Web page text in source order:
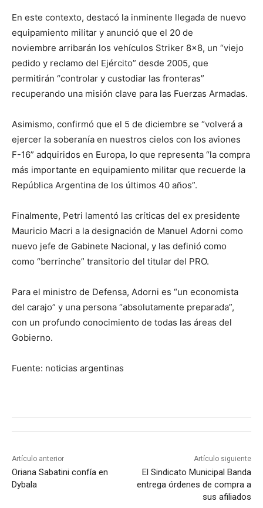
En este contexto, destacó la inminente llegada de nuevo
equipamiento militar y anunció que el 20 de
noviembre arribarán los vehículos Striker 8×8, un “viejo
pedido y reclamo del Ejército” desde 2005, que
permitirán “controlar y custodiar las fronteras”
recuperando una misión clave para las Fuerzas Armadas.
Asimismo, confirmó que el 5 de diciembre se “volverá a
ejercer la soberanía en nuestros cielos con los aviones
F-16” adquiridos en Europa, lo que representa “la compra
más importante en equipamiento militar que recuerde la
República Argentina de los últimos 40 años”.
Finalmente, Petri lamentó las críticas del ex presidente
Mauricio Macri a la designación de Manuel Adorni como
nuevo jefe de Gabinete Nacional, y las definió como
como “berrinche” transitorio del titular del PRO.
Para el ministro de Defensa, Adorni es “un economista
del carajo” y una persona “absolutamente preparada”,
con un profundo conocimiento de todas las áreas del
Gobierno.
Fuente: noticias argentinas
Artículo anterior
Oriana Sabatini confía en
Dybala
Artículo siguiente
El Sindicato Municipal Banda
entrega órdenes de compra a
sus afiliados